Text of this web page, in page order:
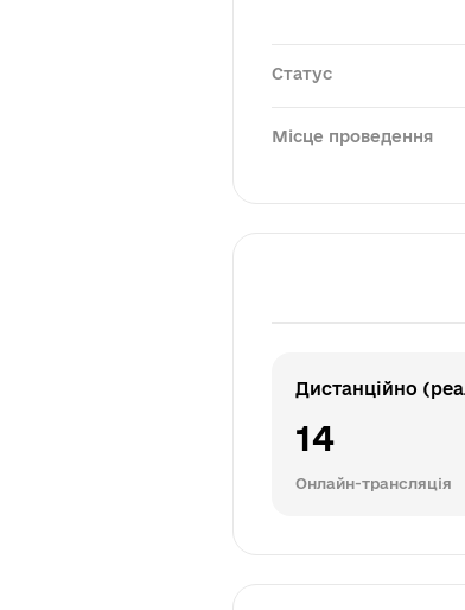
Статус
Місце проведення
Дистанційно
14
Онлайн-трансляція